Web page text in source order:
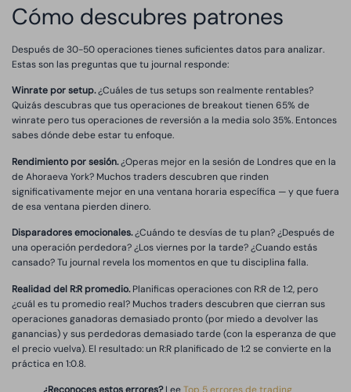
Cómo descubres patrones
Después de 30-50 operaciones tienes suficientes datos para analizar.
Estas son las preguntas que tu journal responde:
Winrate por setup.¿Cuáles de tus setups son realmente rentables?
Quizás descubras que tus operaciones de breakout tienen 65% de
winrate pero tus operaciones de reversión a la media solo 35%. Entonces
sabes dónde debe estar tu enfoque.
Rendimiento por sesión.¿Operas mejor en la sesión de Londres que en la
de Ahoraeva York? Muchos traders descubren que rinden
significativamente mejor en una ventana horaria específica — y que fuera
de esa ventana pierden dinero.
Disparadores emocionales.¿Cuándo te desvías de tu plan? ¿Después de
una operación perdedora? ¿Los viernes por la tarde? ¿Cuando estás
cansado? Tu journal revela los momentos en que tu disciplina falla.
Realidad del R:R promedio.Planificas operaciones con R:R de 1:2, pero
¿cuál es tu promedio real? Muchos traders descubren que cierran sus
operaciones ganadoras demasiado pronto (por miedo a devolver las
ganancias) y sus perdedoras demasiado tarde (con la esperanza de que
el precio vuelva). El resultado: un R:R planificado de 1:2 se convierte en la
práctica en 1:0.8.